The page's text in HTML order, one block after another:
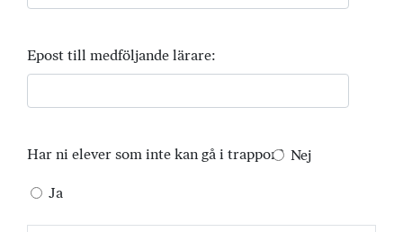
Epost till medföljande lärare:
Har ni elever som inte kan gå i trappor? Nej
Ja